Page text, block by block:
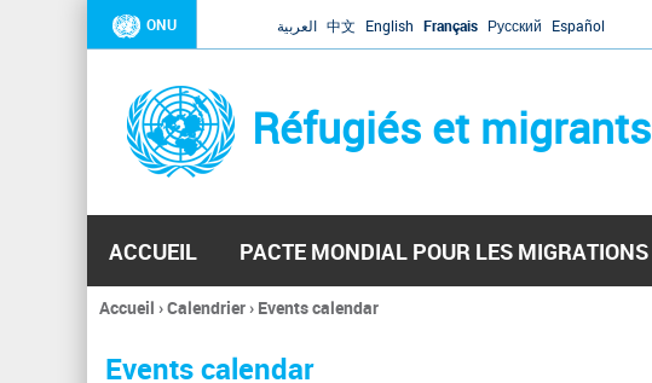
ONU العربية 中文 English Français Русский Español
Réfugiés et migrants
ACCUEIL PACTE MONDIAL POUR LES MIGRATIONS
Vous
Accueil ›Calendrier› Events calendar
Events calendar